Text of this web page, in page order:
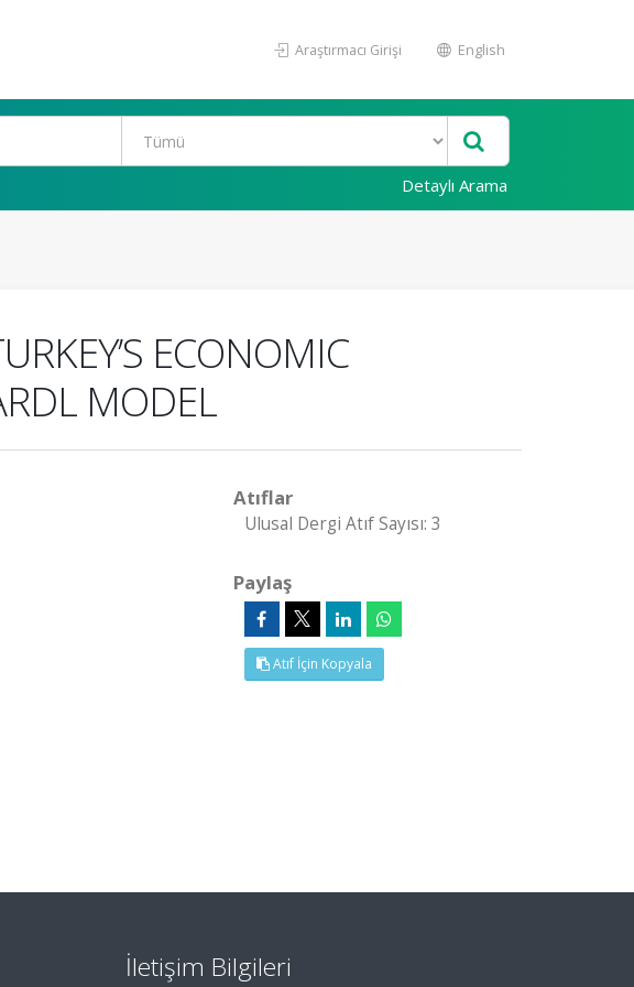
Araştırmacı Girişi English
Detaylı Arama
ECONOMIC
MODEL
Atıflar
Ulusal Dergi Atıf Sayısı: 3
Paylaş
Atıf İçin Kopyala
İletişim Bilgileri